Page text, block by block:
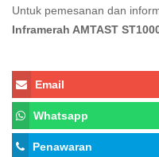
Untuk pemesanan dan
Inframerah AMTAST
Email
Whatsapp
Penawaran